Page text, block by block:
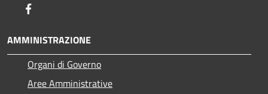
AMMINISTRAZIONE
Organi di Governo
Aree Amministrative